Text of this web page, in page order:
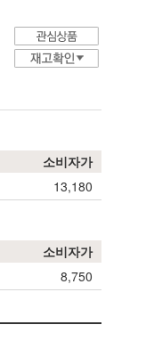
소비자가
13,180
소비자가
8,750